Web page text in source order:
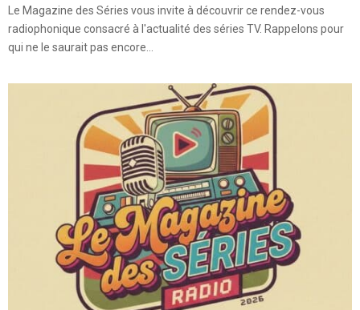
Le Magazine des Séries vous invite à découvrir ce rendez-vous
radiophonique consacré à l'actualité des séries TV. Rappelons pour
qui ne le saurait pas encore...